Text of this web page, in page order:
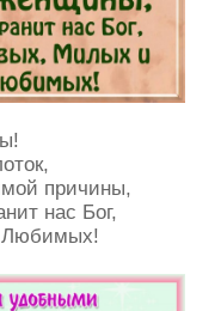
причины,
нас Бог,